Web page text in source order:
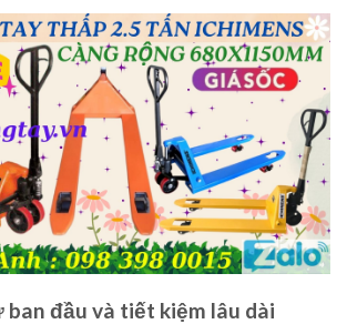
ban đầu và tiết kiệm lâu dài